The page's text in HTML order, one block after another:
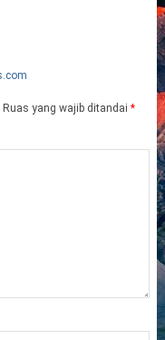
Ruas yang wajib ditandai *